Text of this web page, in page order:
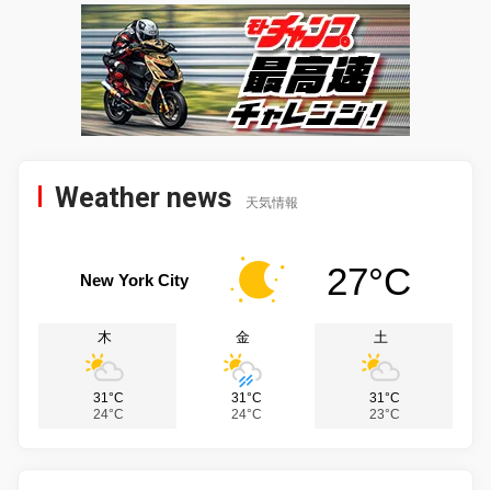
Weather news 天気情報
New York City 27°C
木
31°C
24°C
金
31°C
24°C
土
31°C
23°C